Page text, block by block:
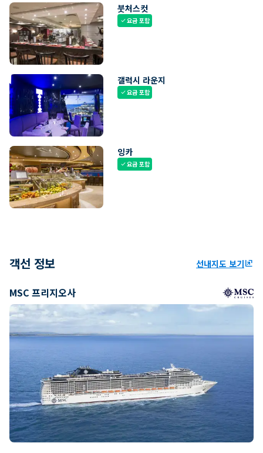
붓처스컷
check요금 포함
갤럭시 라운지
check요금 포함
잉카
check요금 포함
객선 정보 선내지도 보기ungroup
MSC 프리지오사